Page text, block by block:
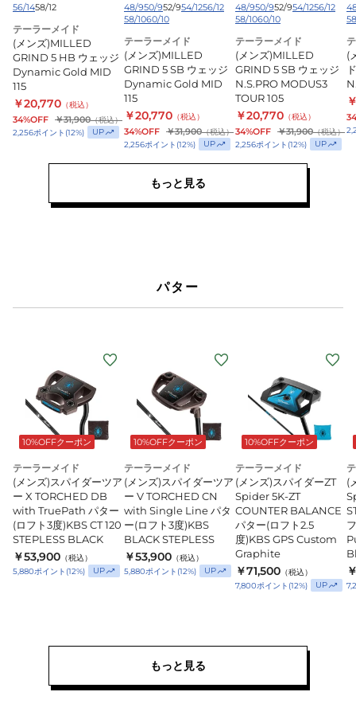
ウ
ェ
ッ
ジ
Dynamic
Gold
MID
115
56/1458/12
テーラーメイド
(メンズ)MILLED
GRIND 5 HB ウェッジ
Dynamic Gold MID
115
￥20,770 （税込）
34%OFF ￥31,900（税込）
2,256ポイント (12%) UP
ウ
ェ
ッ
ジ
Dynamic
Gold
MID
115
48/950/952/954/1256/12
58/1060/10
テーラーメイド
(メンズ)MILLED
GRIND 5 SB ウェッジ
Dynamic Gold MID
115
￥20,770 （税込）
34%OFF ￥31,900（税込）
2,256ポイント (12%) UP
ウ
ェ
ッ
ジ
N.S.PRO
MODUS3
TOUR
105
48/950/952/954/1256/12
58/1060/10
テーラーメイド
(メンズ)MILLED
GRIND 5 SB ウェッジ
N.S.PRO MODUS3
TOUR 105
￥20,770 （税込）
34%OFF ￥31,900（税込）
2,256ポイント (12%) UP
5
(
もっと見る
パター
10%OFFクーポン
テーラーメイド
(メンズ)スパイダーツア
ー X TORCHED DB
with TruePath パター
(ロフト3度)KBS CT 120
STEPLESS BLACK
￥53,900 （税込）
5,880ポイント (12%) UP
10%OFFクーポン
テーラーメイド
(メンズ)スパイダーツア
ー V TORCHED CN
with Single Line パタ
ー(ロフト3度)KBS
BLACK STEPLESS
￥53,900 （税込）
5,880ポイント (12%) UP
10%OFFクーポン
テーラーメイド
(メンズ)スパイダーZT
Spider 5K-ZT
COUNTER BALANCE
パター(ロフト2.5
度)KBS GPS Custom
Graphite
￥71,500 （税込）
7,800ポイント (12%) UP
(
もっと見る